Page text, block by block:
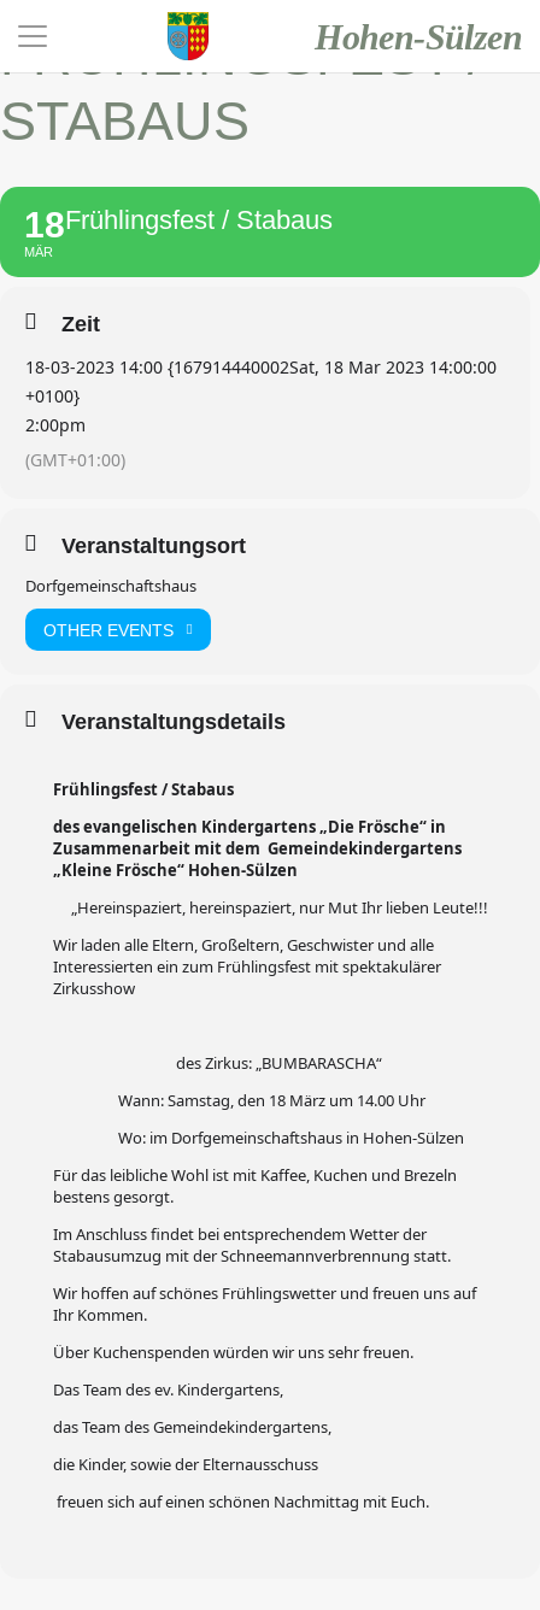
Hohen-Sülzen
FRÜHLINGSFEST /
STABAUS
18
MÄR
Frühlingsfest / Stabaus
Zeit
18-03-2023 14:00 {167914440002Sat, 18 Mar 2023 14:00:00
+0100}
2:00pm
(GMT+01:00)
Veranstaltungsort
Dorfgemeinschaftshaus
OTHER EVENTS
Veranstaltungsdetails
Frühlingsfest / Stabaus
des evangelischen Kindergartens „Die Frösche“ in
Zusammenarbeit mit dem Gemeindekindergartens
„Kleine Frösche“ Hohen-Sülzen
„Hereinspaziert, hereinspaziert, nur Mut Ihr lieben Leute!!!
Wir laden alle Eltern, Großeltern, Geschwister und alle
Interessierten ein zum Frühlingsfest mit spektakulärer
Zirkusshow
des Zirkus: „BUMBARASCHA“
Wann: Samstag, den 18 März um 14.00 Uhr
Wo: im Dorfgemeinschaftshaus in Hohen-Sülzen
Für das leibliche Wohl ist mit Kaffee, Kuchen und Brezeln
bestens gesorgt.
Im Anschluss findet bei entsprechendem Wetter der
Stabausumzug mit der Schneemannverbrennung statt.
Wir hoffen auf schönes Frühlingswetter und freuen uns auf
Ihr Kommen.
Über Kuchenspenden würden wir uns sehr freuen.
Das Team des ev. Kindergartens,
das Team des Gemeindekindergartens,
die Kinder, sowie der Elternausschuss
freuen sich auf einen schönen Nachmittag mit Euch.